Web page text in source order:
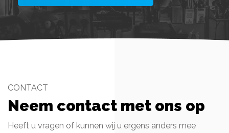
CONTACT
Neem contact met ons op
Heeft u vragen of kunnen wij u ergens anders mee